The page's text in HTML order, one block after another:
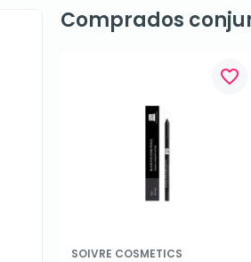
Comprados
favorite_border
SOIVRE COSMETICS